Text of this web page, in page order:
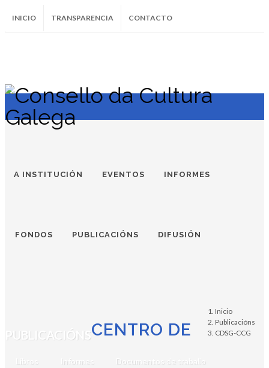
INICIO TRANSPARENCIA CONTACTO
InstagramFacebookTwitter Soundcloud
Youtube
A INSTITUCIÓN EVENTOS INFORMES
FONDOS PUBLICACIÓNS DIFUSIÓN
PUBLICACIÓNS
Libros Informes Documentos de traballo
CENTRO DE
Inicio
Publicacións
CDSG-CCG